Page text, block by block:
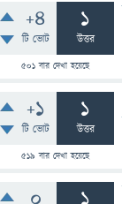
+4
টি ভোট
1
উত্তর
501 বার দেখা হয়েছে
+1
টি ভোট
1
উত্তর
519 বার দেখা হয়েছে